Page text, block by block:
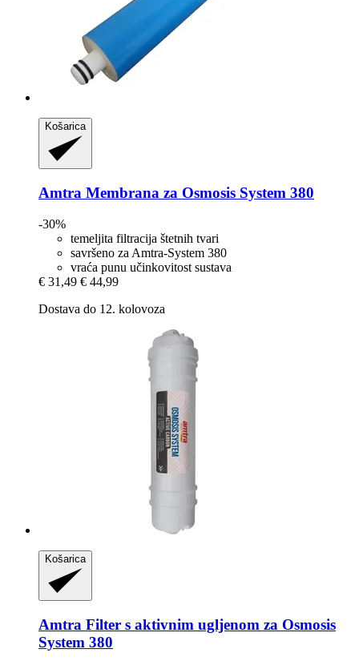
Košarica
Amtra Membrana za Osmosis System 380
-30%
temeljita filtracija štetnih tvari
savršeno za Amtra-System 380
vraća punu učinkovitost sustava
€ 31,49 € 44,99
Dostava do 12. kolovoza
Košarica
Amtra Filter s aktivnim ugljenom za Osmosis
System 380